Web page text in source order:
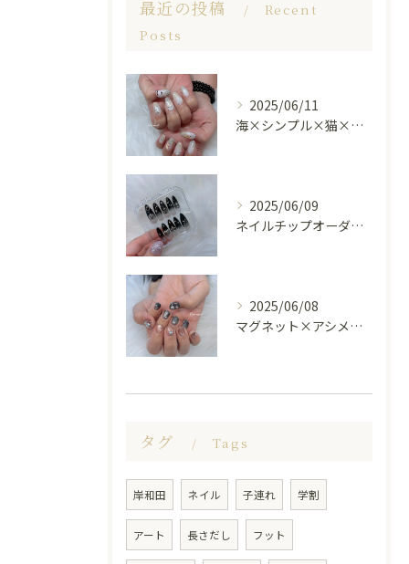
最近の投稿
Recent
Posts
2025/06/11
海×シンプル×猫×上品 nail🐈🐚✨
2025/06/09
ネイルチップオーダー受け付けてます😊🤍
2025/06/08
マグネット×アシメシルバー nail🤍🩶
タグ Tags
岸和田 ネイル 子連れ 学割
アート 長さだし フット